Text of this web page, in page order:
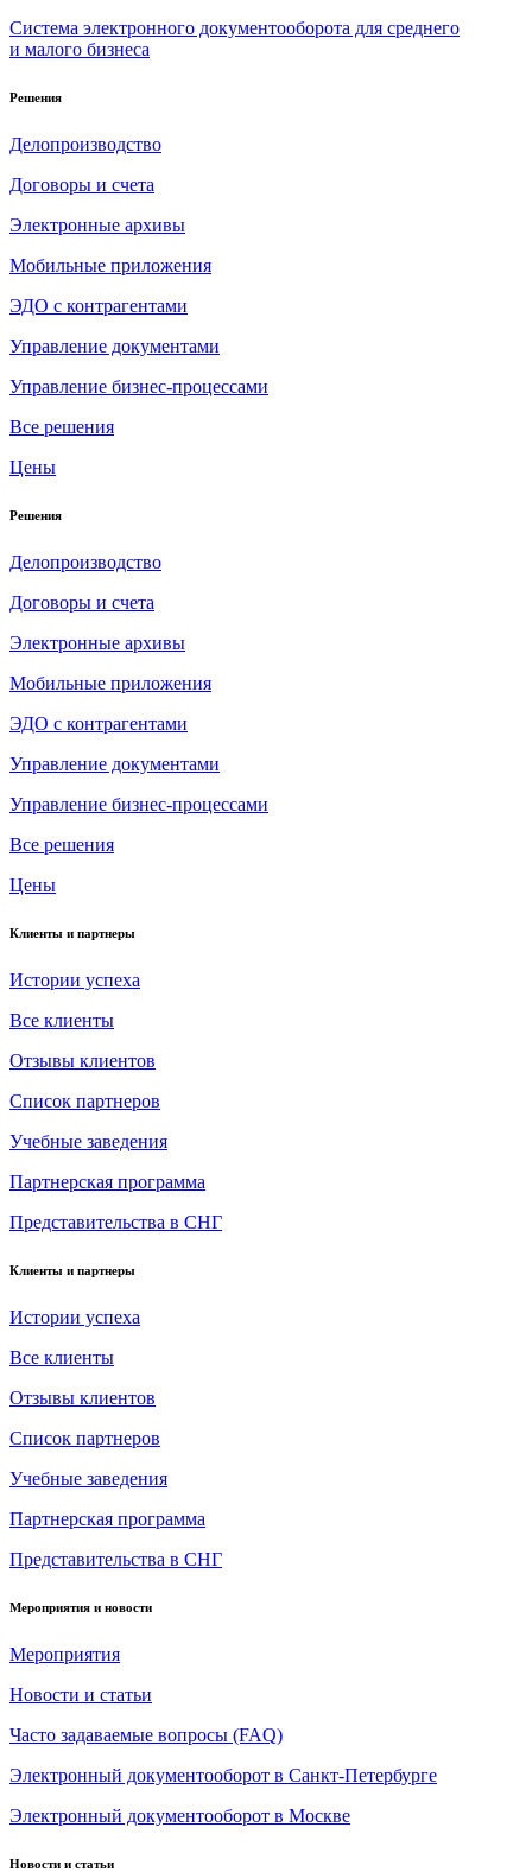
Система электронного документооборота для среднего
и малого бизнеса
Решения
Делопроизводство
Договоры и счета
Электронные архивы
Мобильные приложения
ЭДО с контрагентами
Управление документами
Управление бизнес-процессами
Все решения
Цены
Решения
Делопроизводство
Договоры и счета
Электронные архивы
Мобильные приложения
ЭДО с контрагентами
Управление документами
Управление бизнес-процессами
Все решения
Цены
Клиенты и партнеры
Истории успеха
Все клиенты
Отзывы клиентов
Список партнеров
Учебные заведения
Партнерская программа
Представительства в СНГ
Клиенты и партнеры
Истории успеха
Все клиенты
Отзывы клиентов
Список партнеров
Учебные заведения
Партнерская программа
Представительства в СНГ
Мероприятия и новости
Мероприятия
Новости и статьи
Часто задаваемые вопросы (FAQ)
Электронный документооборот в Санкт-Петербурге
Электронный документооборот в Москве
Новости и статьи